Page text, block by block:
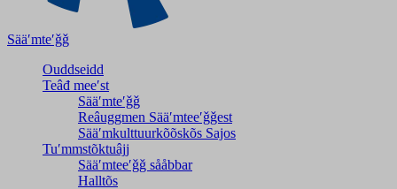
Sääʹmteʹǧǧ
Ouddseidd
Teâđ meeʹst
Sääʹmteʹǧǧ
Reâuggmen Sääʹmteeʹǧǧest
Sääʹmkulttuurkõõskõs Sajos
Tuʹmmstõktuâjj
Sääʹmteeʹǧǧ sååbbar
Halltõs